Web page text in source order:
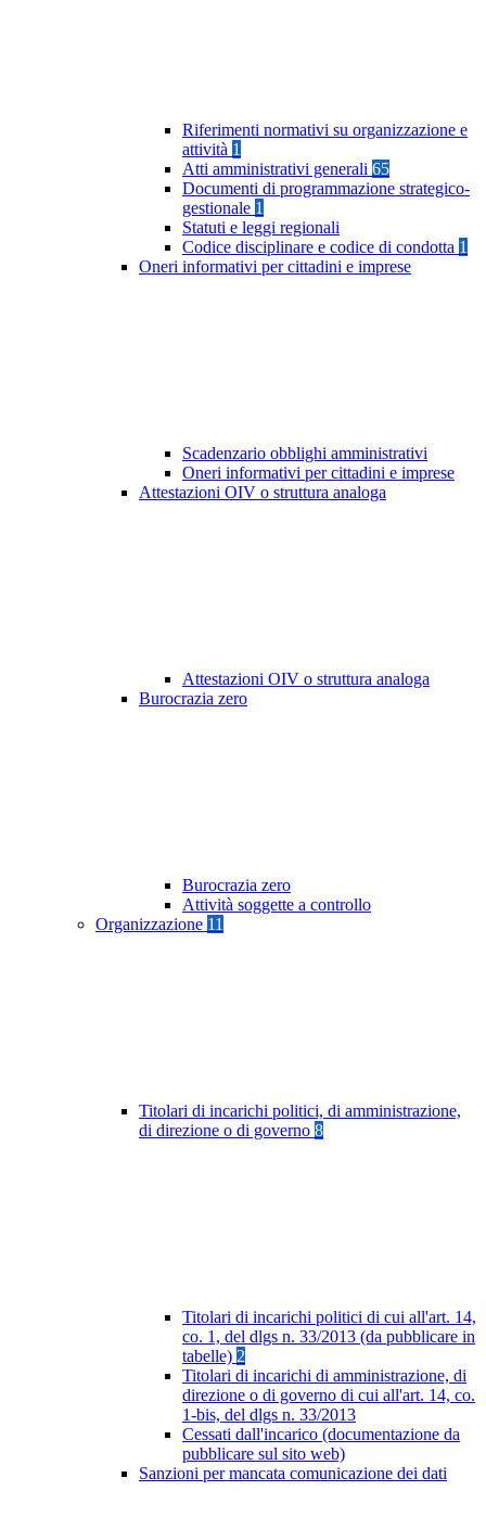
Riferimenti normativi su organizzazione e
attività 1
Atti amministrativi generali 65
Documenti di programmazione strategico-
gestionale 1
Statuti e leggi regionali
Codice disciplinare e codice di condotta 1
Oneri informativi per cittadini e imprese
Scadenzario obblighi amministrativi
Oneri informativi per cittadini e imprese
Attestazioni OIV o struttura analoga
Attestazioni OIV o struttura analoga
Burocrazia zero
Burocrazia zero
Attività soggette a controllo
Organizzazione 11
Titolari di incarichi politici, di amministrazione,
di direzione o di governo 8
Titolari di incarichi politici di cui all'art. 14,
co. 1, del dlgs n. 33/2013 (da pubblicare in
tabelle) 2
Titolari di incarichi di amministrazione, di
direzione o di governo di cui all'art. 14, co.
1-bis, del dlgs n. 33/2013
Cessati dall'incarico (documentazione da
pubblicare sul sito web)
Sanzioni per mancata comunicazione dei dati